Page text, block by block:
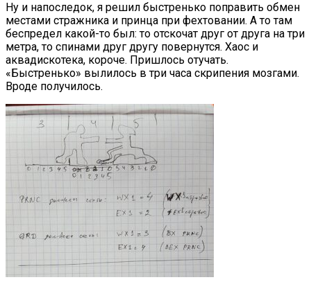
Ну и напоследок, я решил быстренько поправить обмен
местами стражника и принца при фехтовании. А то там
беспредел какой-то был: то отскочат друг от друга на три
метра, то спинами друг другу повернутся. Хаос и
аквадискотека, короче. Пришлось отучать.
«Быстренько» вылилось в три часа скрипения мозгами.
Вроде получилось.